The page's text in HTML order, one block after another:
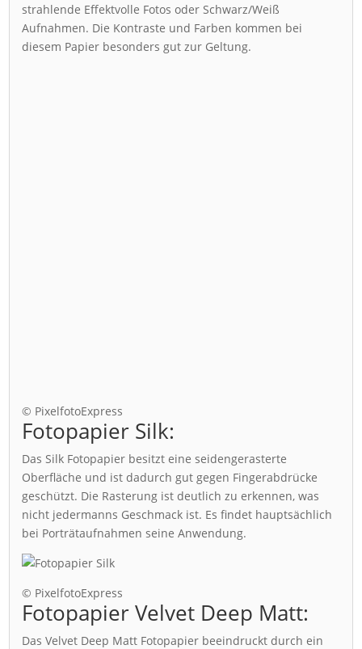
strahlende Effektvolle Fotos oder Schwarz/Weiß
Aufnahmen. Die Kontraste und Farben kommen bei
diesem Papier besonders gut zur Geltung.
© PixelfotoExpress
Fotopapier Silk:
Das Silk Fotopapier besitzt eine seidengerasterte
Oberfläche und ist dadurch gut gegen Fingerabdrücke
geschützt. Die Rasterung ist deutlich zu erkennen, was
nicht jedermanns Geschmack ist. Es findet hauptsächlich
bei Porträtaufnahmen seine Anwendung.
© PixelfotoExpress
Fotopapier Velvet Deep Matt:
Das Velvet Deep Matt Fotopapier beeindruckt durch ein